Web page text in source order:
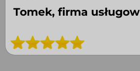
Tomek, firma